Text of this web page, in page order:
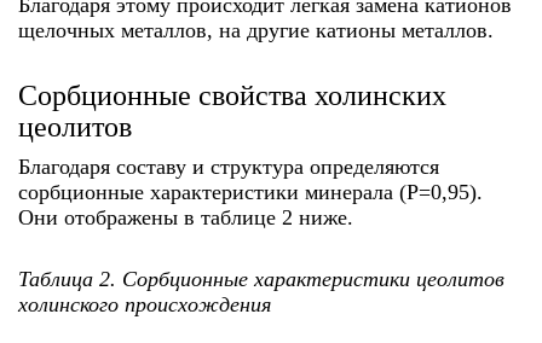
щелочных металлов, на другие катионы металлов.
Сорбционные свойства холинских
цеолитов
Благодаря составу и структура определяются
сорбционные характеристики минерала (P=0,95).
Они отображены в таблице 2 ниже.
Таблица 2. Сорбционные характеристики цеолитов
холинского происхождения